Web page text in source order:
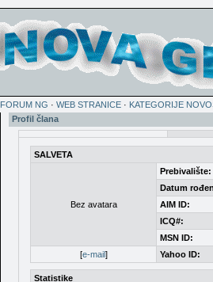
FORUM NG · WEB STRANICE · KATEGORIJE
Profil člana
SALVETA
Bez avatara
Prebivalište:
Datum
AIM ID:
ICQ#:
MSN ID:
[e-mail] Yahoo ID:
Statistike